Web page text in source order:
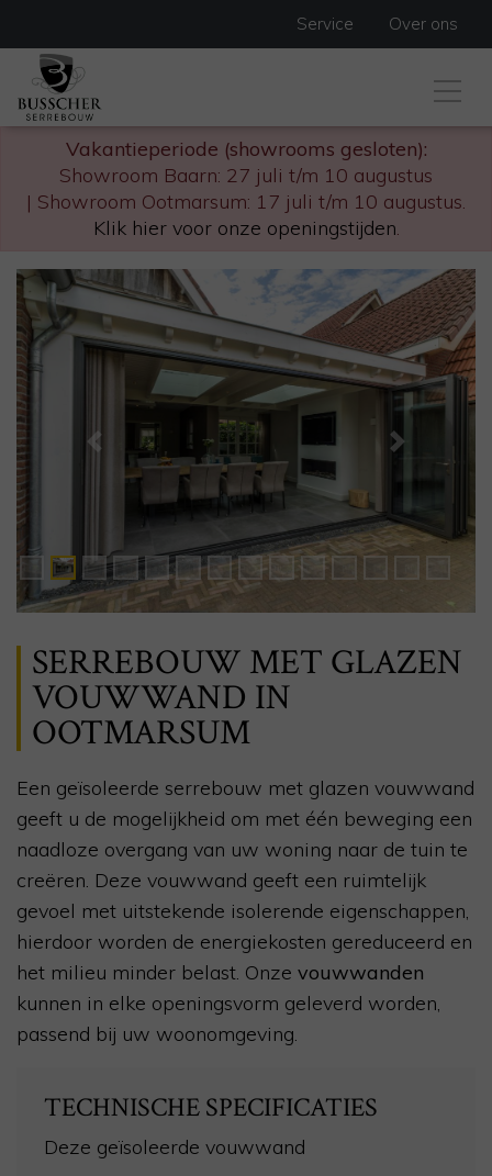
Vakantieperiode (showrooms gesloten):
Showroom Baarn: 27 juli t/m 10 augustus
| Showroom Ootmarsum: 17 juli t/m 10 augustus.
Klik hier voor onze openingstijden.
Service Over ons
Previous Next
SERREBOUW MET GLAZEN
VOUWWAND IN
OOTMARSUM
Een geïsoleerde serrebouw met glazen vouwwand
geeft u de mogelijkheid om met één beweging een
naadloze overgang van uw woning naar de tuin te
creëren. Deze vouwwand geeft een ruimtelijk
gevoel met uitstekende isolerende eigenschappen,
hierdoor worden de energiekosten gereduceerd en
het milieu minder belast. Onze vouwwanden
kunnen in elke openingsvorm geleverd worden,
passend bij uw woonomgeving.
TECHNISCHE SPECIFICATIES
Deze geïsoleerde vouwwand